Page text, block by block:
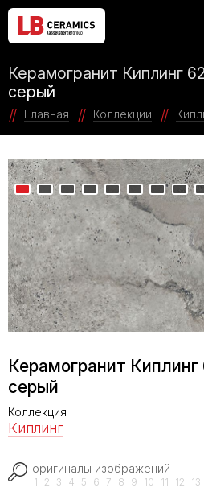
Керамогранит Киплинг
серый
Главная Коллекции
Керамогранит
серый
Коллекция
Киплинг
оригиналы изображений
1 2 3 4 5 6 7 8 9 10 11 12 13